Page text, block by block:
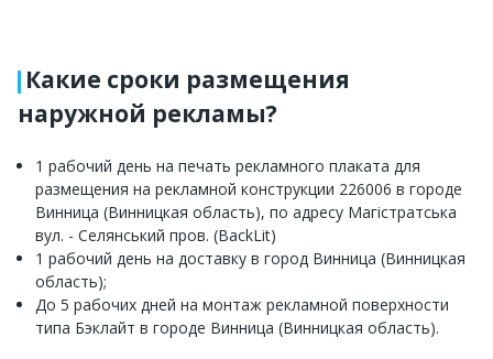
Какие сроки размещения
наружной рекламы?
1 рабочий день на печать рекламного плаката для
размещения на рекламной конструкции 226006 в городе
Винница (Винницкая область), по адресу Магістратська
вул. - Селянський пров. (BackLit)
1 рабочий день на доставку в город Винница (Винницкая
область);
До 5 рабочих дней на монтаж рекламной поверхности
типа Бэклайт в городе Винница (Винницкая область).